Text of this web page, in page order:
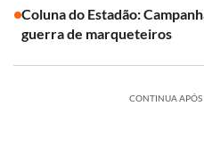
Coluna do Estadão:
guerra de marqueteiros
CONTINUA